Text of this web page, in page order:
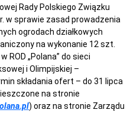
Rady Polskiego Związku
w sprawie zasad prowadzenia
ogrodach działkowych
na wykonanie 12 szt.
ROD „Polana” do sieci
i Olimpijskiej –
składania ofert – do 31 lipca
na stronie
) oraz na stronie Zarządu